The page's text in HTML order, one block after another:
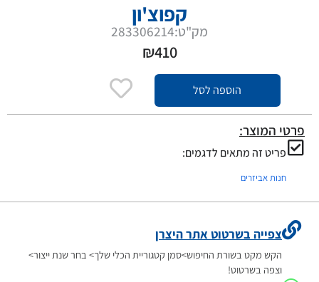
קפוצ'ון
מק"ט:283306214
₪410
הוספה לסל
פרטי המוצר:
פריט זה מתאים לדגמים:
חנות אביזרים
צפייה בשרטוט אתר היצרן
הקש מקט בשורת החיפוש>סמן קטגוריית הכלי שלך> בחר שנת ייצור>
וצפה בשרטוט!